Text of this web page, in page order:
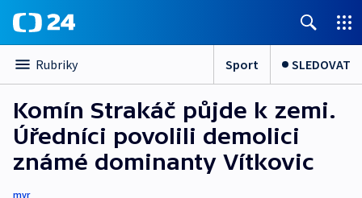
Rubriky Sport SLEDOVAT
Komín Strakáč půjde k zemi.
Úředníci povolili demolici
známé dominanty Vítkovic
mvr